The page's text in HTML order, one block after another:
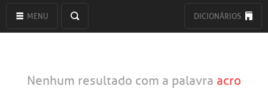
MENU DICIONÁRIOS
Nenhum resultado com a palavra acro